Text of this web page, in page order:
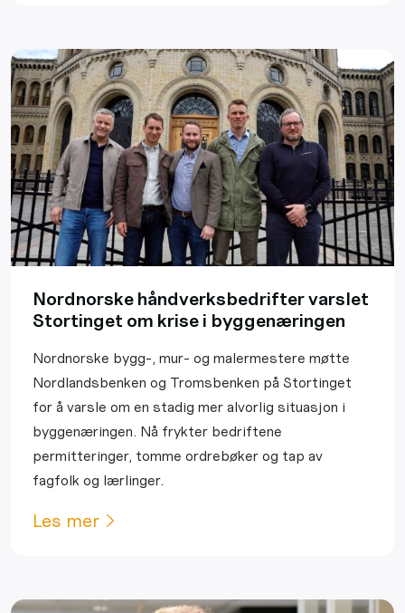
Nordnorske håndverksbedrifter varslet
Stortinget om krise i byggenæringen
Nordnorske bygg-, mur- og malermestere møtte
Nordlandsbenken og Tromsbenken på Stortinget
for å varsle om en stadig mer alvorlig situasjon i
byggenæringen. Nå frykter bedriftene
permitteringer, tomme ordrebøker og tap av
fagfolk og lærlinger.
Les mer